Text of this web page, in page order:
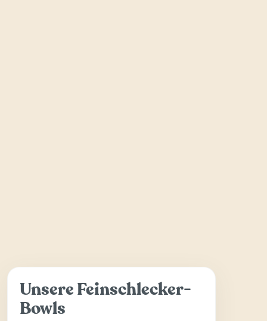
Unsere Feinschlecker-
Bowls